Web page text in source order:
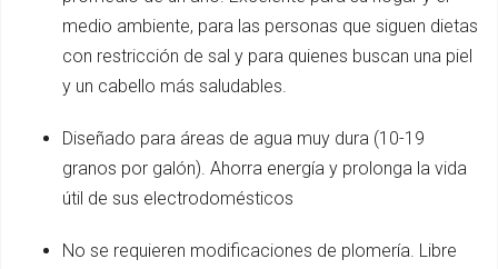
medio ambiente, para las personas que siguen dietas
con restricción de sal y para quienes buscan una piel
y un cabello más saludables.
Diseñado para áreas de agua muy dura (10-19
granos por galón). Ahorra energía y prolonga la vida
útil de sus electrodomésticos
No se requieren modificaciones de plomería. Libre